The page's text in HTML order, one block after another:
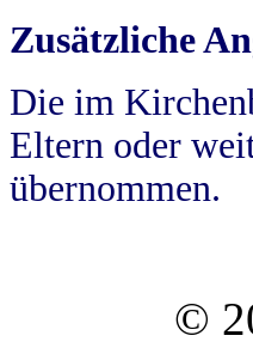
Zusätzliche
Die im
Eltern oder
übernommen.
©